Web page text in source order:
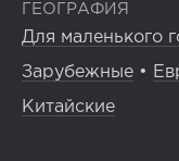
ГЕОГРАФИЯ
Для маленького
Зарубежные •
Китайские